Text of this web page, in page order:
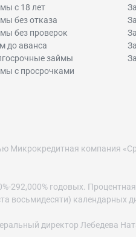
с 18 лет
без отказа
без проверок
до аванса
займы
с просрочками
Микрокредитная компания
292,000% годовых.
восьмидесяти) календарных
директор Лебедева